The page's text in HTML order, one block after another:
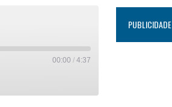
00:00 / 4:37
PUBLICIDADE